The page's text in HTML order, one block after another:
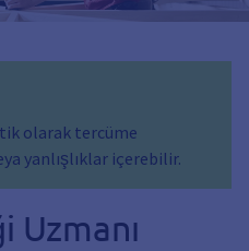
olarak tercüme
yanlışlıklar içerebilir.
Uzmanı